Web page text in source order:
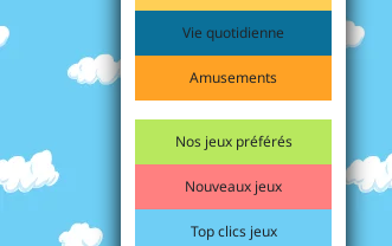
Vie quotidienne
Amusements
Nos jeux préférés
Nouveaux jeux
Top clics jeux